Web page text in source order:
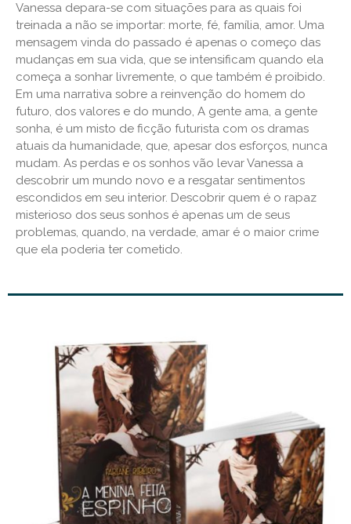
Vanessa depara-se com situações para as quais foi
treinada a não se importar: morte, fé, família, amor. Uma
mensagem vinda do passado é apenas o começo das
mudanças em sua vida, que se intensificam quando ela
começa a sonhar livremente, o que também é proibido.
Em uma narrativa sobre a reinvenção do homem do
futuro, dos valores e do mundo, A gente ama, a gente
sonha, é um misto de ficção futurista com os dramas
atuais da humanidade, que, apesar dos esforços, nunca
mudam. As perdas e os sonhos vão levar Vanessa a
descobrir um mundo novo e a resgatar sentimentos
escondidos em seu interior. Descobrir quem é o rapaz
misterioso dos seus sonhos é apenas um de seus
problemas, quando, na verdade, amar é o maior crime
que ela poderia ter cometido.